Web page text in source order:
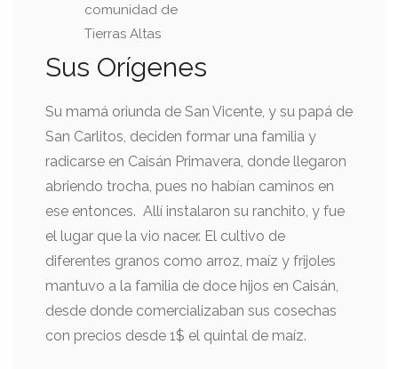
comunidad de
Tierras Altas
Sus Orígenes
Su mamá oriunda de San Vicente, y su papá de
San Carlitos, deciden formar una familia y
radicarse en Caisán Primavera, donde llegaron
abriendo trocha, pues no habían caminos en
ese entonces. Allí instalaron su ranchito, y fue
el lugar que la vio nacer. El cultivo de
diferentes granos como arroz, maíz y frijoles
mantuvo a la familia de doce hijos en Caisán,
desde donde comercializaban sus cosechas
con precios desde 1$ el quintal de maíz.